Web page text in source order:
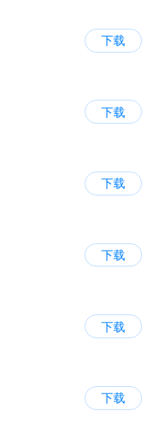
下载
下载
下载
下载
下载
下载